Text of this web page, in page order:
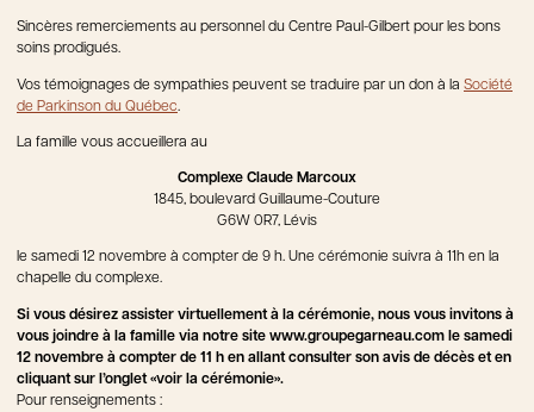
Sincères remerciements au personnel du Centre Paul-Gilbert pour les bons
soins prodigués.
Vos témoignages de sympathies peuvent se traduire par un don à la Société
de Parkinson du Québec.
La famille vous accueillera au
Complexe Claude Marcoux
1845, boulevard Guillaume-Couture
G6W 0R7, Lévis
le samedi 12 novembre à compter de 9 h. Une cérémonie suivra à 11h en la
chapelle du complexe.
Si vous désirez assister virtuellement à la cérémonie, nous vous invitons à
vous joindre à la famille via notre site www.groupegarneau.com le samedi
12 novembre à compter de 11 h en allant consulter son avis de décès et en
cliquant sur l’onglet «voir la cérémonie».
Pour renseignements :